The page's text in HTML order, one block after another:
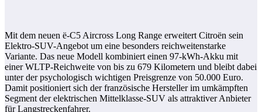
Mit dem neuen ë-C5 Aircross Long Range erweitert Citroën sein
Elektro-SUV-Angebot um eine besonders reichweitenstarke
Variante. Das neue Modell kombiniert einen 97-kWh-Akku mit
einer WLTP-Reichweite von bis zu 679 Kilometern und bleibt dabei
unter der psychologisch wichtigen Preisgrenze von 50.000 Euro.
Damit positioniert sich der französische Hersteller im umkämpften
Segment der elektrischen Mittelklasse-SUV als attraktiver Anbieter
für Langstreckenfahrer.